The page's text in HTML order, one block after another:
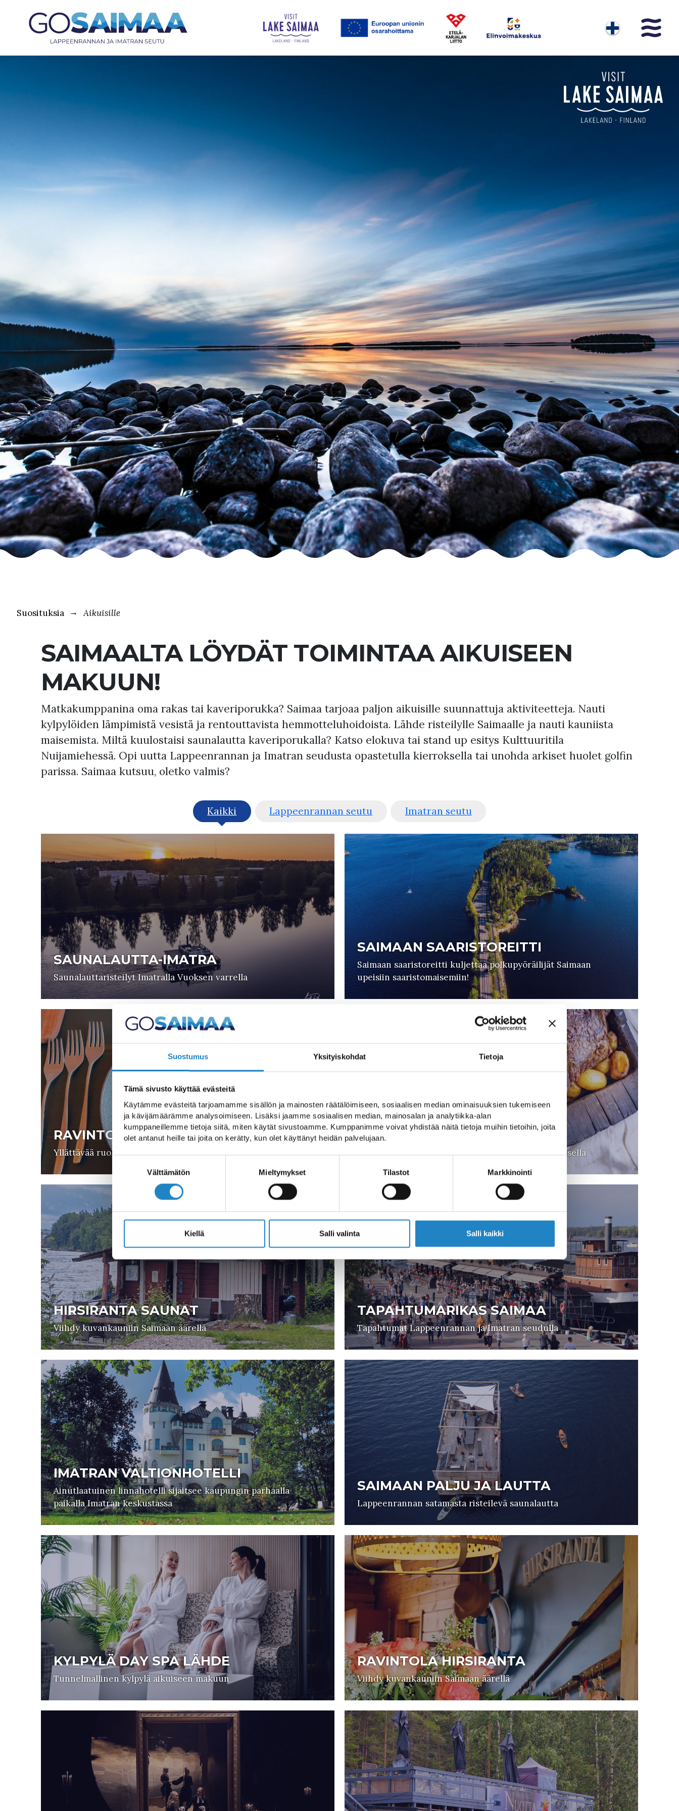
Suostumus Yksityiskohdat Tietoja
Tämä sivusto käyttää evästeitä
Käytämme evästeitä tarjoamamme sisällön ja mainosten räätälöimiseen, sosiaalisen median ominaisuuksien tukemiseen
ja kävijämäärämme analysoimiseen. Lisäksi jaamme sosiaalisen median, mainosalan ja analytiikka-alan
kumppaneillemme tietoja siitä, miten käytät sivustoamme. Kumppanimme voivat yhdistää näitä tietoja muihin tietoihin, joita
olet antanut heille tai joita on kerätty, kun olet käyttänyt heidän palvelujaan.
Välttämätön Mieltymykset Tilastot Markkinointi
Kiellä Salli valinta Salli kaikki
Suosituksia Aikuisille
SAIMAALTA LÖYDÄT TOIMINTAA AIKUISEEN
MAKUUN!
Matkakumppanina oma rakas tai kaveriporukka? Saimaa tarjoaa paljon aikuisille suunnattuja aktiviteetteja. Nauti
kylpylöiden lämpimistä vesistä ja rentouttavista hemmotteluhoidoista. Lähde risteilylle Saimaalle ja nauti kauniista
maisemista. Miltä kuulostaisi saunalautta kaveriporukalla? Katso elokuva tai stand up esitys Kulttuuritila
Nuijamiehessä. Opi uutta Lappeenrannan ja Imatran seudusta opastetulla kierroksella tai unohda arkiset huolet golfin
parissa. Saimaa kutsuu, oletko valmis?
Kaikki Lappeenrannan seutu Imatran seutu
SAUNALAUTTA-IMATRA
Saunalauttaristeilyt Imatralla Vuoksen varrella
SAIMAAN SAARISTOREITTI
Saimaan saaristoreitti kuljettaa polkupyöräilijät Saimaan
upeisiin saaristomaisemiin!
RAVINTOLA SUMU
Yllättävää ruokailua täysin sumussa
SÄRÄPIRTTI KIPPURASARVI
Tuhatvuotista herkkua vuosikymmenten kokemuksella
HIRSIRANTA SAUNAT
Viihdy kuvankauniin Saimaan äärellä
TAPAHTUMARIKAS SAIMAA
Tapahtumat Lappeenrannan ja Imatran seudulla
IMATRAN VALTIONHOTELLI
Ainutlaatuinen linnahotelli sijaitsee kaupungin parhaalla
paikalla Imatran keskustassa
SAIMAAN PALJU JA LAUTTA
Lappeenrannan satamasta risteilevä saunalautta
KYLPYLÄ DAY SPA LÄHDE
Tunnelmallinen kylpylä aikuiseen makuun
RAVINTOLA HIRSIRANTA
Viihdy kuvankauniin Saimaan äärellä